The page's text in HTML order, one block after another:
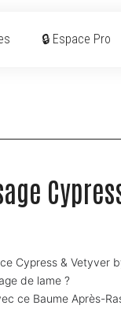
🔒 Espace Pro
Cypress & Vetyver
de lame ?
ce Baume Après-